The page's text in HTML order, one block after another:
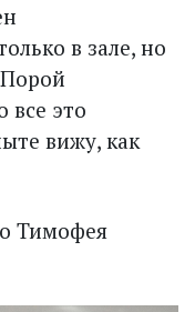
в зале, но
это
вижу, как
Тимофея